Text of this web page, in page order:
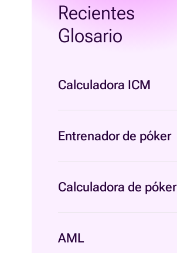
Recientes
Glosario
Calculadora ICM
Entrenador de póker
Calculadora de póker
AML